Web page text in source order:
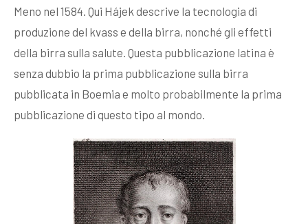
Meno nel 1584. Qui Hájek descrive la tecnologia di
produzione del kvass e della birra, nonché gli effetti
della birra sulla salute. Questa pubblicazione latina è
senza dubbio la prima pubblicazione sulla birra
pubblicata in Boemia e molto probabilmente la prima
pubblicazione di questo tipo al mondo.